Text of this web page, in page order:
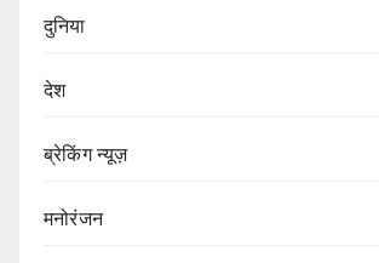
दुनिया
देश
ब्रेकिंग न्यूज़
मनोरंजन